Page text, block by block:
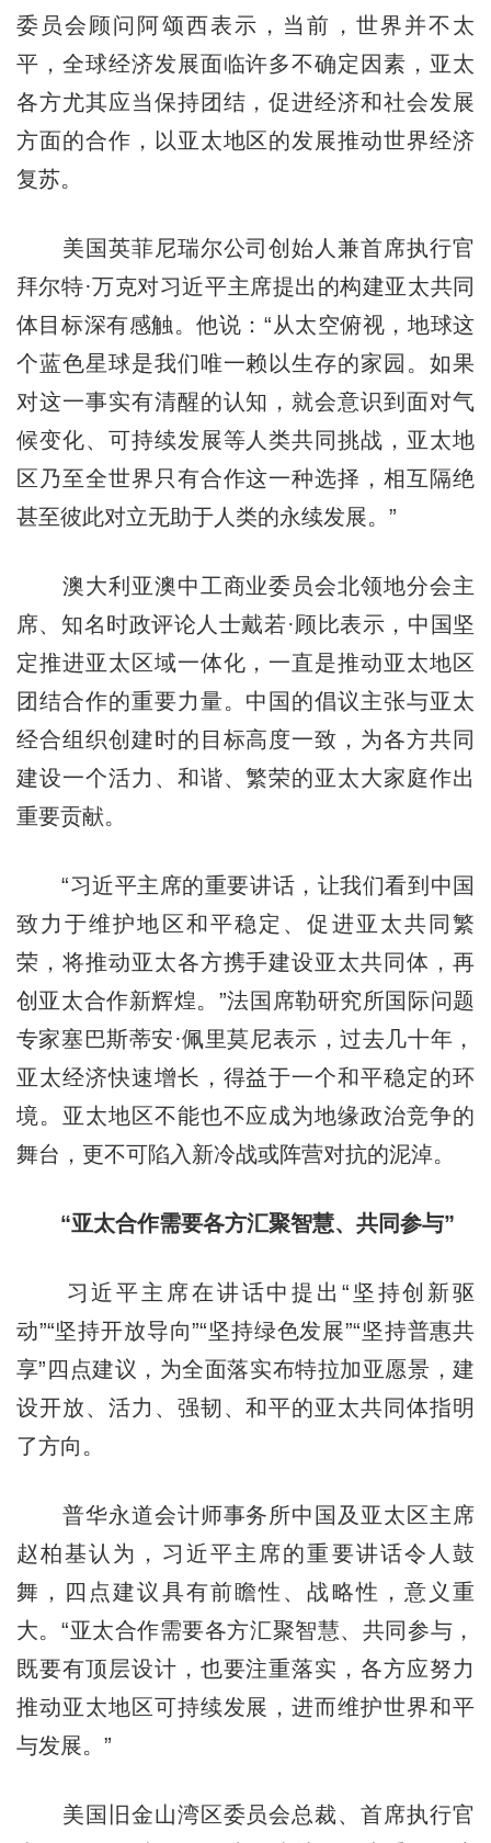
委员会顾问阿颂西表示，当前，世界并不太
平，全球经济发展面临许多不确定因素，亚太
各方尤其应当保持团结，促进经济和社会发展
方面的合作，以亚太地区的发展推动世界经济
复苏。
美国英菲尼瑞尔公司创始人兼首席执行官
拜尔特·万克对习近平主席提出的构建亚太共同
体目标深有感触。他说：“从太空俯视，地球这
个蓝色星球是我们唯一赖以生存的家园。如果
对这一事实有清醒的认知，就会意识到面对气
候变化、可持续发展等人类共同挑战，亚太地
区乃至全世界只有合作这一种选择，相互隔绝
甚至彼此对立无助于人类的永续发展。”
澳大利亚澳中工商业委员会北领地分会主
席、知名时政评论人士戴若·顾比表示，中国坚
定推进亚太区域一体化，一直是推动亚太地区
团结合作的重要力量。中国的倡议主张与亚太
经合组织创建时的目标高度一致，为各方共同
建设一个活力、和谐、繁荣的亚太大家庭作出
重要贡献。
“习近平主席的重要讲话，让我们看到中国
致力于维护地区和平稳定、促进亚太共同繁
荣，将推动亚太各方携手建设亚太共同体，再
创亚太合作新辉煌。”法国席勒研究所国际问题
专家塞巴斯蒂安·佩里莫尼表示，过去几十年，
亚太经济快速增长，得益于一个和平稳定的环
境。亚太地区不能也不应成为地缘政治竞争的
舞台，更不可陷入新冷战或阵营对抗的泥淖。
“亚太合作需要各方汇聚智慧、共同参与”
习近平主席在讲话中提出“坚持创新驱
动”“坚持开放导向”“坚持绿色发展”“坚持普惠共
享”四点建议，为全面落实布特拉加亚愿景，建
设开放、活力、强韧、和平的亚太共同体指明
了方向。
普华永道会计师事务所中国及亚太区主席
赵柏基认为，习近平主席的重要讲话令人鼓
舞，四点建议具有前瞻性、战略性，意义重
大。“亚太合作需要各方汇聚智慧、共同参与，
既要有顶层设计，也要注重落实，各方应努力
推动亚太地区可持续发展，进而维护世界和平
与发展。”
美国旧金山湾区委员会总裁、首席执行官